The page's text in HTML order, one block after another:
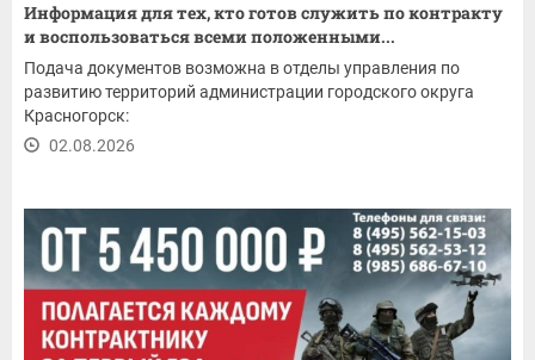
Информация для тех, кто готов служить по контракту
и воспользоваться всеми положенными...
Подача документов возможна в отделы управления по
развитию территорий администрации городского округа
Красногорск:
02.08.2026